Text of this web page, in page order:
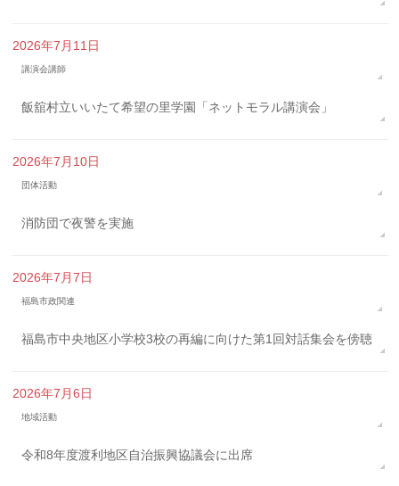
2026年7月11日
講演会講師
飯舘村立いいたて希望の里学園「ネットモラル講演会」
2026年7月10日
団体活動
消防団で夜警を実施
2026年7月7日
福島市政関連
福島市中央地区小学校3校の再編に向けた第1回対話集会を傍聴
2026年7月6日
地域活動
令和8年度渡利地区自治振興協議会に出席